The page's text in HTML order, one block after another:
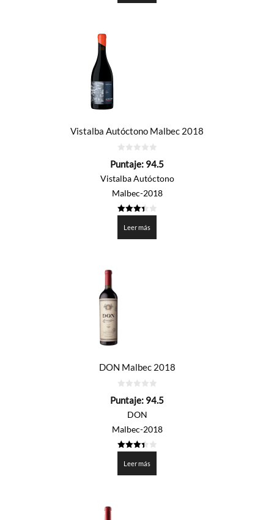
Vistalba Autóctono Malbec 2018
de
Puntaje: 94.5
Vistalba Autóctono
Malbec-2018
de 5
Leer más
DON Malbec 2018
de
Puntaje: 94.5
DON
Malbec-2018
de 5
Leer más